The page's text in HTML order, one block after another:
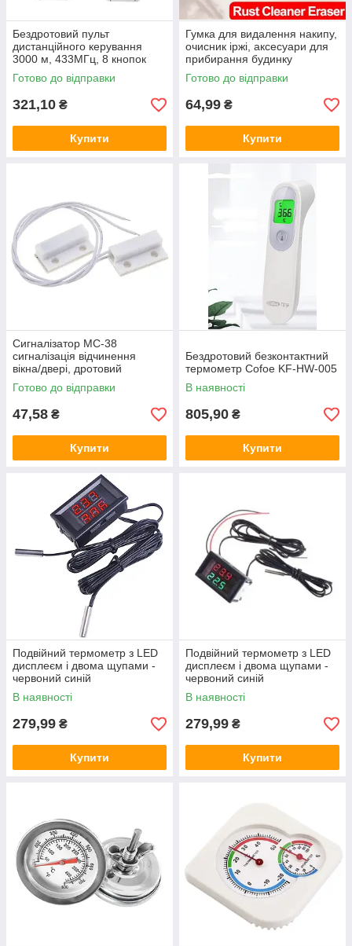
Бездротовий пульт
дистанційного керування
3000 м, 433МГц, 8 кнопок
Готово до відправки
321,10 ₴
Купити
Гумка для видалення накипу,
очисник іржі, аксесуари для
прибирання будинку
Готово до відправки
64,99 ₴
Купити
Сигналізатор MC-38
сигналізація відчинення
вікна/двері, дротовий
магнітний вимикач
Готово до відправки
47,58 ₴
Купити
Бездротовий безконтактний
термометр Cofoe KF-HW-005
В наявності
805,90 ₴
Купити
Подвійний термометр з LED
дисплеєм і двома щупами -
червоний синій
В наявності
279,99 ₴
Купити
Подвійний термометр з LED
дисплеєм і двома щупами -
червоний синій
В наявності
279,99 ₴
Купити